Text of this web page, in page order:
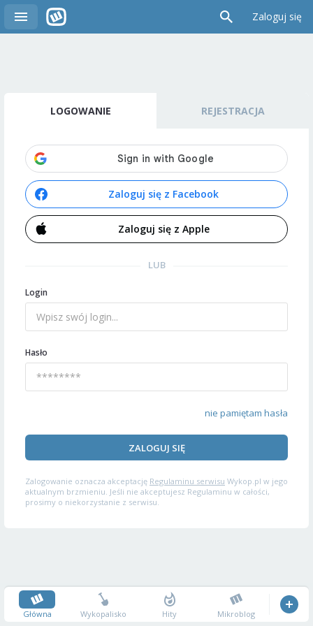
Zaloguj się
LOGOWANIE REJESTRACJA
Zaloguj się z Facebook
Zaloguj się z Apple
LUB
Login
Hasło
nie pamiętam hasła
ZALOGUJ SIĘ
Zalogowanie oznacza akceptację Regulaminu serwisu Wykop.pl w jego
aktualnym brzmieniu. Jeśli nie akceptujesz Regulaminu w całości,
prosimy o niekorzystanie z serwisu.
Główna Wykopalisko Hity Mikroblog